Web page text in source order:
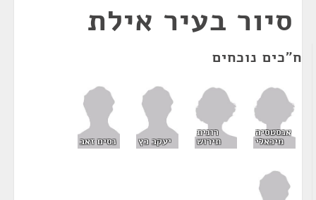
סיור בעיר אילת
ח"כים נוכחים
אנסטסיה
מיכאלי
רונית
תירוש יעקב כץ נסים זאב